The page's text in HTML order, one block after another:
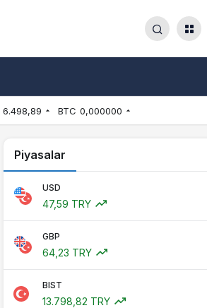
6.498,89 BTC 0,000000
Piyasalar
USD
47,59 TRY
GBP
64,23 TRY
BIST
13.798,82 TRY